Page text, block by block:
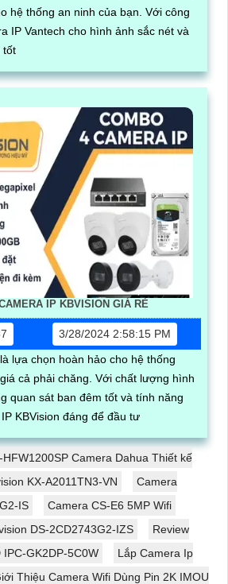
an ninh của bạn. Với công
IP Vantech cho hình ảnh sắc nét và
tốt
IP KBVISION GIÁ RÈ
3/28/2024 2:58:15 PM
lựa chọn hoàn hảo cho hệ thống
Với chất lượng hình
quan sát ban đêm tốt và tính năng
KBVision đáng để đầu tư
HFW1200SP Camera Dahua Thiết kế
KX-A2011TN3-VN
Camera
IS
Camera CS-E6 5MP Wifi
DS-2CD2743G2-IZS
Review
GK2DP-5C0W
Lắp Camera Ip
Thiệu Camera Wifi Dùng Pin 2K IMOU